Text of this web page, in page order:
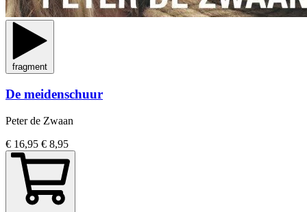
fragment
De meidenschuur
Peter de Zwaan
€ 16,95 € 8,95